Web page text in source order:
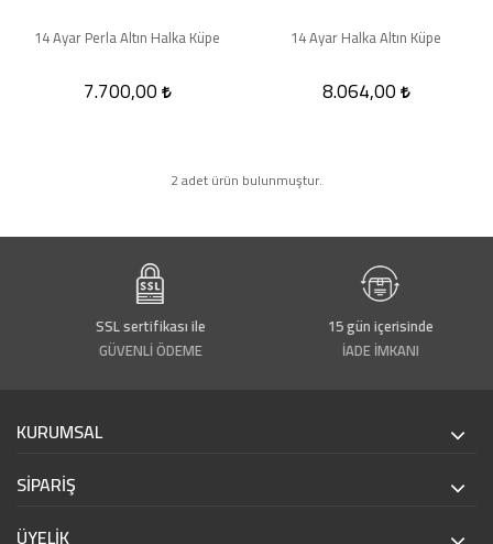
14 Ayar Perla Altın Halka Küpe
7.700,00
14 Ayar Halka Altın Küpe
8.064,00
2 adet ürün bulunmuştur.
SSL sertifikası ile
GÜVENLİ ÖDEME
15 gün içerisinde
İADE İMKANI
KURUMSAL
SİPARİŞ
ÜYELİK